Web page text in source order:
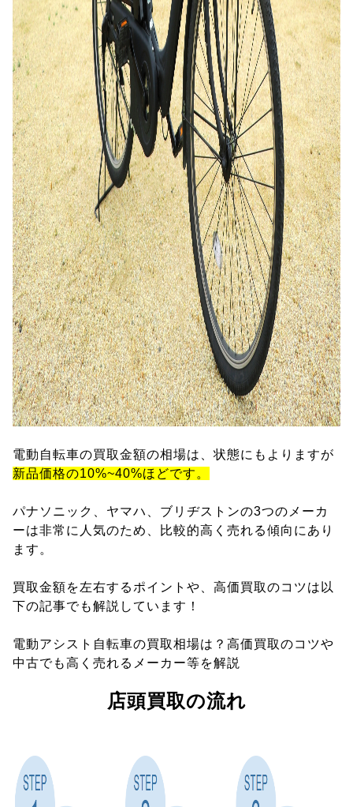
電動自転車の買取金額の相場は、状態にもよりますが
新品価格の10%~40%ほどです。
パナソニック、ヤマハ、ブリヂストンの3つのメーカ
ーは非常に人気のため、比較的高く売れる傾向にあり
ます。
買取金額を左右するポイントや、高価買取のコツは以
下の記事でも解説しています！
電動アシスト自転車の買取相場は？高価買取のコツや
中古でも高く売れるメーカー等を解説
店頭買取の流れ